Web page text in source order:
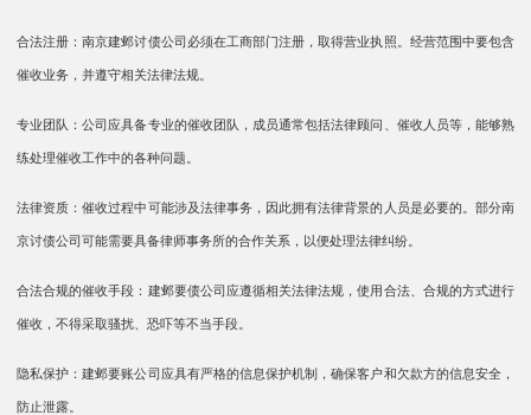
合法注册：南京建邺讨债公司必须在工商部门注册，取得营业执照。经营范围中要包含
催收业务，并遵守相关法律法规。
专业团队：公司应具备专业的催收团队，成员通常包括法律顾问、催收人员等，能够熟
练处理催收工作中的各种问题。
法律资质：催收过程中可能涉及法律事务，因此拥有法律背景的人员是必要的。部分南
京讨债公司可能需要具备律师事务所的合作关系，以便处理法律纠纷。
合法合规的催收手段：建邺要债公司应遵循相关法律法规，使用合法、合规的方式进行
催收，不得采取骚扰、恐吓等不当手段。
隐私保护：建邺要账公司应具有严格的信息保护机制，确保客户和欠款方的信息安全，
防止泄露。